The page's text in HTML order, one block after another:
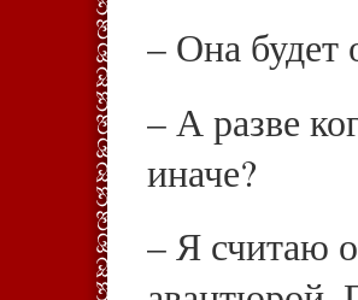
– Она
– А разве
иначе?
– Я считаю